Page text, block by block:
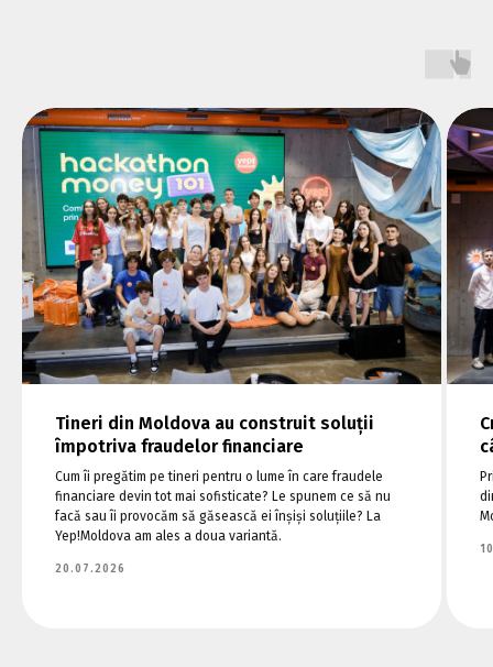
Tineri din Moldova au construit soluții
împotriva fraudelor financiare
Cum îi pregătim pe tineri pentru o lume în care fraudele
financiare devin tot mai sofisticate? Le spunem ce să nu
facă sau îi provocăm să găsească ei înșiși soluțiile? La
Yep!Moldova am ales a doua variantă.
20.07.2026